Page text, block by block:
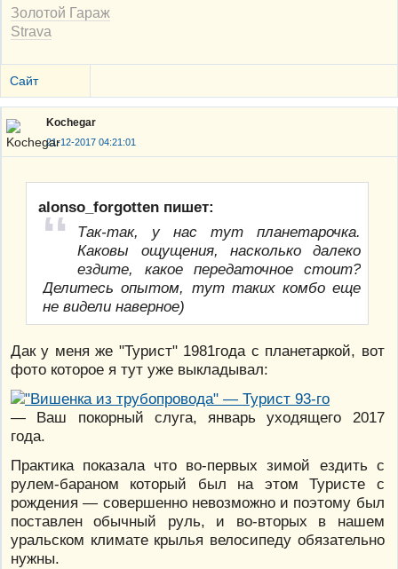
Золотой Гараж
Strava
Сайт
Kochegar
21-12-2017 04:21:01
alonso_forgotten пишет:
Так-так, у нас тут планетарочка.
Каковы ощущения, насколько далеко
ездите, какое передаточное стоит?
Делитесь опытом, тут таких комбо еще
не видели наверное)
Дак у меня же "Турист" 1981года с планетаркой, вот
фото которое я тут уже выкладывал:
— Ваш покорный слуга, январь уходящего 2017
года.
Практика показала что во-первых зимой ездить с
рулем-бараном который был на этом Туристе с
рождения — совершенно невозможно и поэтому был
поставлен обычный руль, и во-вторых в нашем
уральском климате крылья велосипеду обязательно
нужны.